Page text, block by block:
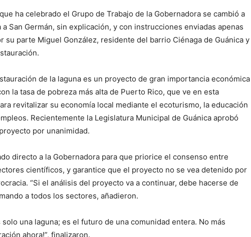
ha celebrado el Grupo de Trabajo de la Gobernadora se cambió a
San Germán, sin explicación, y con instrucciones enviadas apenas
su parte Miguel González, residente del barrio Ciénaga de Guánica y
de la laguna es un proyecto de gran importancia económica
la tasa de pobreza más alta de Puerto Rico, que ve en esta
revitalizar su economía local mediante el ecoturismo, la educación
Recientemente la Legislatura Municipal de Guánica aprobó
por unanimidad.
directo a la Gobernadora para que priorice el consenso entre
científicos, y garantice que el proyecto no se vea detenido por
“Si el análisis del proyecto va a continuar, debe hacerse de
a todos los sectores, añadieron.
una laguna; es el futuro de una comunidad entera. No más
ahora!”, finalizaron.